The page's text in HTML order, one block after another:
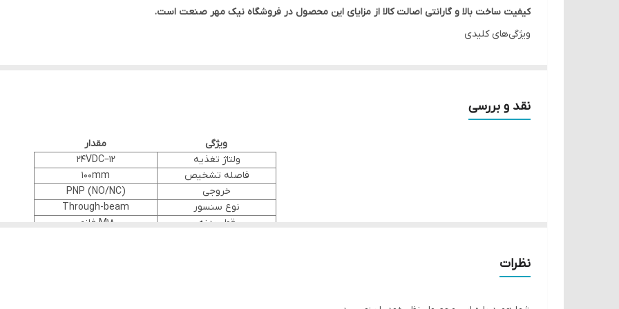
کیفیت ساخت بالا و گارانتی اصالت کالا از مزایای این محصول در فروشگاه نیک مهر صنعت است.
ویژگی‌های کلیدی
🟢 تنظیم حساسیت
🟢 بدنه فلزی M18
FAQ
س: تفاوت این مدل با DDTA چیه؟
نقد و بررسی
ویژگی
مقدار
ولتاژ تغذیه
12–24VDC
فاصله تشخیص
100mm
خروجی
PNP (NO/NC)
نوع سنسور
Through-beam
قطر بدنه
M18 فلزی
نظرات